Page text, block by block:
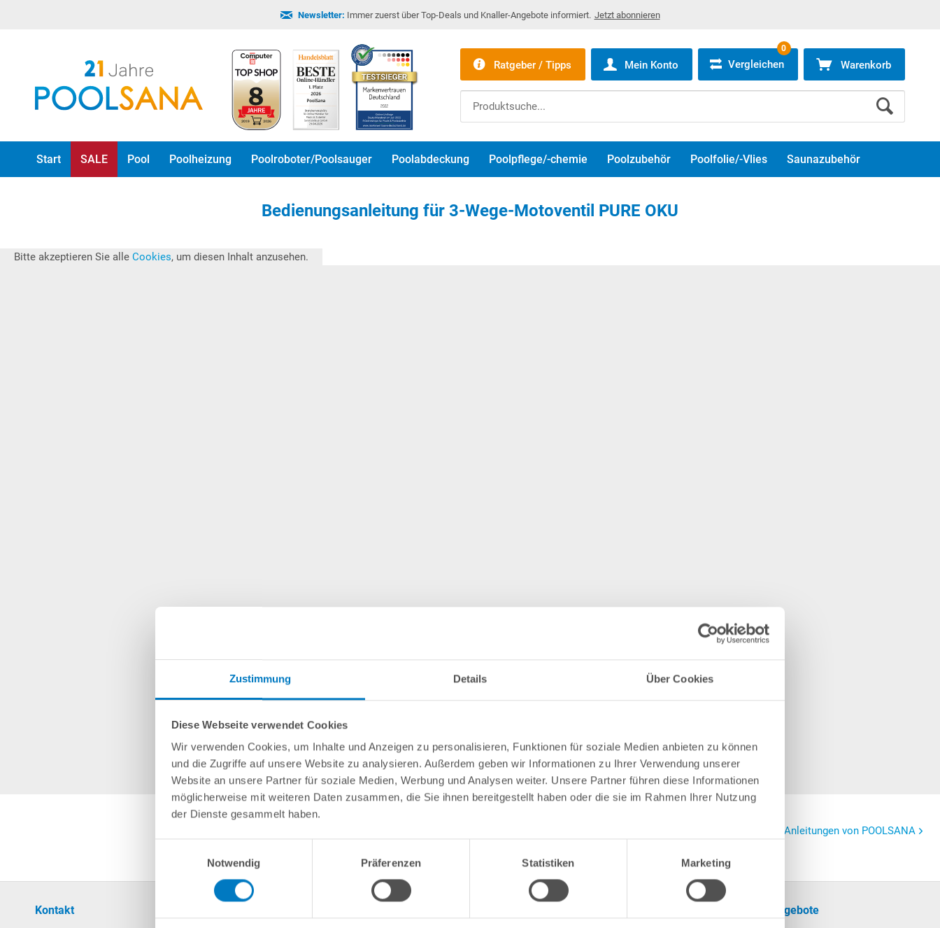
Zustimmung Details Über Cookies
Diese Webseite verwendet Cookies
Wir verwenden Cookies, um Inhalte und Anzeigen zu personalisieren, Funktionen für soziale Medien anbieten zu können
und die Zugriffe auf unsere Website zu analysieren. Außerdem geben wir Informationen zu Ihrer Verwendung unserer
Website an unsere Partner für soziale Medien, Werbung und Analysen weiter. Unsere Partner führen diese Informationen
möglicherweise mit weiteren Daten zusammen, die Sie ihnen bereitgestellt haben oder die sie im Rahmen Ihrer Nutzung
der Dienste gesammelt haben.
Notwendig
Präferenzen Statistiken Marketing
Newsletter: Immer zuerst über Top-Deals und Knaller-Angebote informiert. Jetzt abonnieren
Ratgeber / Tipps Mein Konto Vergleichen
0
Warenkorb
Start SALE Pool Poolheizung Poolroboter/Poolsauger Poolabdeckung Poolpflege/-chemie Poolzubehör Poolfolie/-Vlies Saunazubehör
Bedienungsanleitung für 3-Wege-Motoventil PURE OKU
Bitte akzeptieren Sie alle Cookies, um diesen Inhalt anzusehen.
Weitere Anleitungen von POOLSANA
Kontakt Unsere Angebote